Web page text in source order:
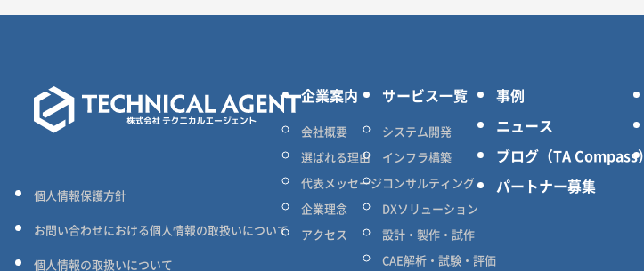
個人情報保護方針
お問い合わせにおける個人情報の取扱いについて
個人情報の取扱いについて
企業案内
会社概要
選ばれる理由
代表メッセージ
企業理念
アクセス
サービス一覧
システム開発
インフラ構築
コンサルティング
DXソリューション
設計・製作・試作
CAE解析・試験・評価
事例
ニュース
ブログ（TA Compass）
パートナー募集